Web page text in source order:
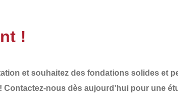
!
et souhaitez des fondations solides et
! Contactez-nous dès aujourd'hui pour une